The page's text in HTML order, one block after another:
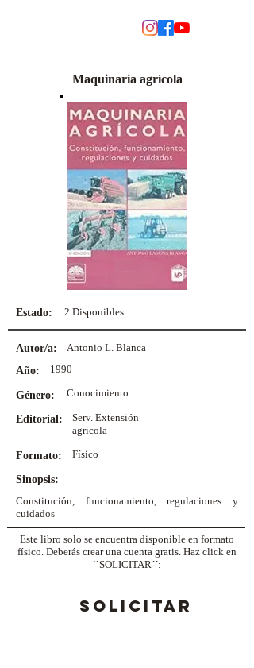
Maquinaria agrícola
Estado: 2 Disponibles
Autor/a:
Antonio L. Blanca
Año:
1990
Género: Conocimiento
Serv. Extensión
agrícola
Editorial:
Formato: Físico
Sinopsis:
Constitución, funcionamiento, regulaciones y
cuidados
Este libro solo se encuentra disponible en formato
físico. Deberás crear una cuenta gratis. Haz click en
``SOLICITAR´´:
SOLICITAR